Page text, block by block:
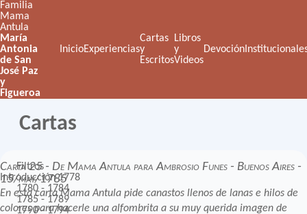
Familia
Mama
Antula
María
Antonia
de San
José Paz
y
Figueroa
InicioExperiencias
Cartas
y
Escritos
Libros
y
Videos
Devoción
Cartas
Filtros
Introducción 1778
1780 - 1784
1785 - 1789
1790 - 1794
Carta 25 - De Mama Antula para Ambrosio Funes - Buenos Aires -
15/may/1785
En esta carta Mama Antula pide canastos llenos de lanas e hilos de
colores para hacerle una alfombrita a su muy querida imagen de